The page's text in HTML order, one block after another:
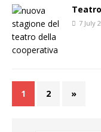
7 July
1 2 »